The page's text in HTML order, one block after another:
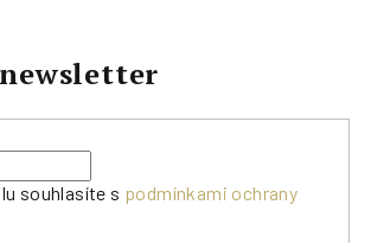
souhlasíte s podmínkami ochrany